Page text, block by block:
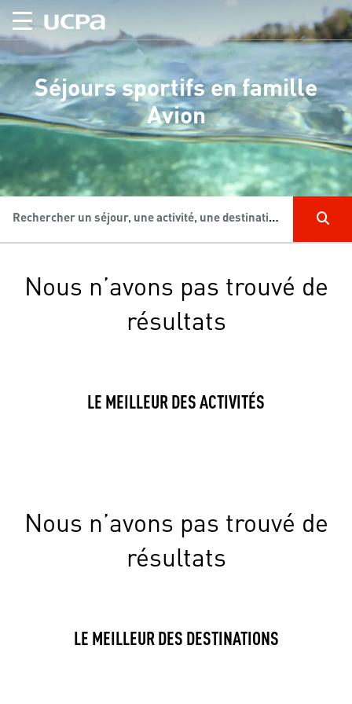
Séjours sportifs en famille
Avion
Rechercher un séjour, une activité, une destination...
Nous n’avons pas trouvé de
résultats
LE MEILLEUR DES ACTIVITÉS
Nous n’avons pas trouvé de
résultats
LE MEILLEUR DES DESTINATIONS